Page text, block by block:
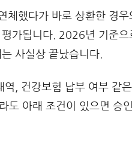
체했다가 바로 상환한 경
가됩니다. 2026년 기준
사실상 끝났습니다.
, 건강보험 납부 여부 같
도 아래 조건이 있으면 승